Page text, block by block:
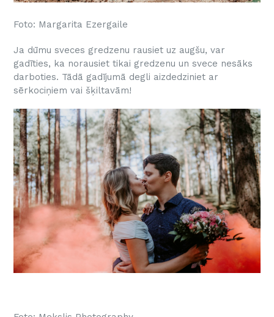
Foto: Margarita Ezergaile
Ja dūmu sveces gredzenu rausiet uz augšu, var
gadīties, ka norausiet tikai gredzenu un svece nesāks
darboties. Tādā gadījumā degli aizdedziniet ar
sērkociņiem vai šķiltavām!